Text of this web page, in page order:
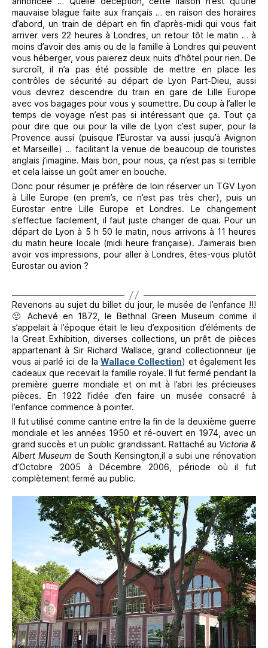
mauvaise blague faite aux français … en raison des horaires
d’abord, un train de départ en fin d’après-midi qui vous fait
arriver vers 22 heures à Londres, un retour tôt le matin … à
moins d’avoir des amis ou de la famille à Londres qui peuvent
vous héberger, vous paierez deux nuits d’hôtel pour rien. De
surcroît, il n’a pas été possible de mettre en place les
contrôles de sécurité au départ de Lyon Part-Dieu, aussi
vous devrez descendre du train en gare de Lille Europe
avec vos bagages pour vous y soumettre. Du coup à l’aller le
temps de voyage n’est pas si intéressant que ça. Tout ça
pour dire que oui pour la ville de Lyon c’est super, pour la
Provence aussi (puisque l’Eurostar va aussi jusqu’à Avignon
et Marseille) … facilitant la venue de beaucoup de touristes
anglais j’imagine. Mais bon, pour nous, ça n’est pas si terrible
et cela laisse un goût amer en bouche.
Donc pour résumer je préfère de loin réserver un TGV Lyon
à Lille Europe (en prem’s, ce n’est pas très cher), puis un
Eurostar entre Lille Europe et Londres. Le changement
s’effectue facilement, il faut juste changer de quai. Pour un
départ de Lyon à 5 h 50 le matin, nous arrivons à 11 heures
du matin heure locale (midi heure française). J’aimerais bien
avoir vos impressions, pour aller à Londres, êtes-vous plutôt
Eurostar ou avion ?
Revenons au sujet du billet du jour, le musée de l’enfance !!!
🙂 Achevé en 1872, le Bethnal Green Museum comme il
s’appelait à l’époque était le lieu d’exposition d’éléments de
la Great Exhibition, diverses collections, un prêt de pièces
appartenant à Sir Richard Wallace, grand collectionneur (je
vous ai parlé ici de laWallace Collection) et également les
cadeaux que recevait la famille royale. Il fut fermé pendant la
première guerre mondiale et on mit à l’abri les précieuses
pièces. En 1922 l’idée d’en faire un musée consacré à
l’enfance commence à pointer.
Il fut utilisé comme cantine entre la fin de la deuxième guerre
mondiale et les années 1950 et ré-ouvert en 1974, avec un
grand succès et un public grandissant. Rattaché au Victoria &
Albert Museum de South Kensington,il a subi une rénovation
d’Octobre 2005 à Décembre 2006, période où il fut
complètement fermé au public.